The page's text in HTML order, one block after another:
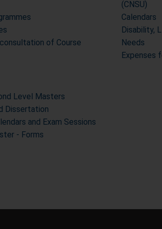
of Course
Level Masters
Dissertation
and Exam Sessions
- Forms
(CNSU)
Calendars
Disability,
Needs
Expenses